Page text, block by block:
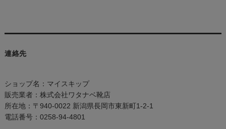
連絡先
ショップ名：マイスキップ
販売業者：株式会社ワタナベ靴店
所在地：〒940-0022 新潟県長岡市東新町1-2-1
電話番号：0258-94-4801